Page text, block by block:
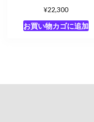
¥22,300
お買い物カゴに追加